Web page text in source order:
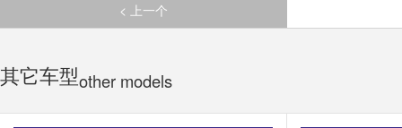
< 上一个
其它车型other models